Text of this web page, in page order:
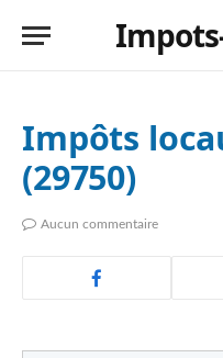
Impôts
(29750)
Aucun commentaire